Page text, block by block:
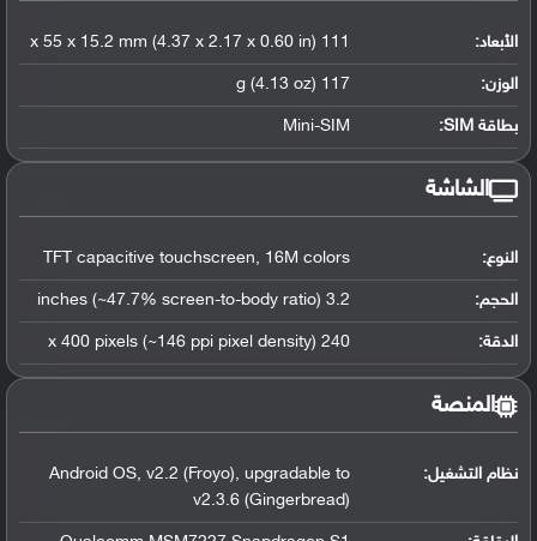
الأبعاد: 111 x 55 x 15.2 mm (4.37 x 2.17 x 0.60 in)
الوزن: 117 g (4.13 oz)
بطاقة SIM: Mini-SIM
الشاشة
النوع: TFT capacitive touchscreen, 16M colors
الحجم: 3.2 inches (~47.7% screen-to-body ratio)
الدقة: 240 x 400 pixels (~146 ppi pixel density)
المنصة
نظام التشغيل:
Android OS, v2.2 (Froyo), upgradable to
v2.3.6 (Gingerbread)